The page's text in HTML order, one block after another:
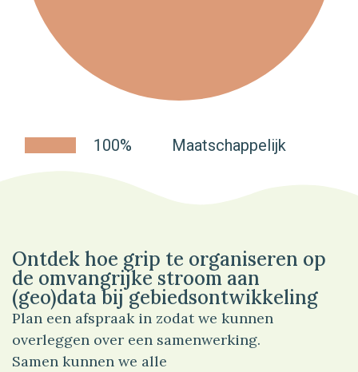
100% Maatschappelijk
Ontdek hoe grip te organiseren op
de omvangrijke stroom aan
(geo)data bij gebiedsontwikkeling
Plan een afspraak in zodat we kunnen
overleggen over een samenwerking.
Samen kunnen we alle